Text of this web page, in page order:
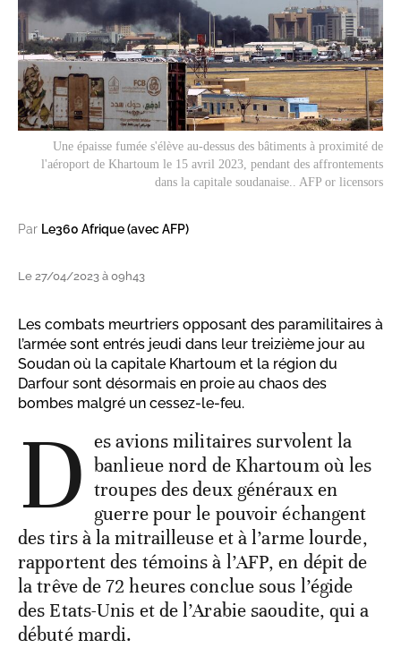
Une épaisse fumée s'élève au-dessus des bâtiments à proximité de
l'aéroport de Khartoum le 15 avril 2023, pendant des affrontements
dans la capitale soudanaise.. AFP or licensors
Par Le360 Afrique (avec AFP)
Le 27/04/2023 à 09h43
Les combats meurtriers opposant des paramilitaires à
l’armée sont entrés jeudi dans leur treizième jour au
Soudan où la capitale Khartoum et la région du
Darfour sont désormais en proie au chaos des
bombes malgré un cessez-le-feu.
D es avions militaires survolent la
banlieue nord de Khartoum où les
troupes des deux généraux en
guerre pour le pouvoir échangent
des tirs à la mitrailleuse et à l’arme lourde,
rapportent des témoins à l’AFP, en dépit de
la trêve de 72 heures conclue sous l’égide
des Etats-Unis et de l’Arabie saoudite, qui a
débuté mardi.